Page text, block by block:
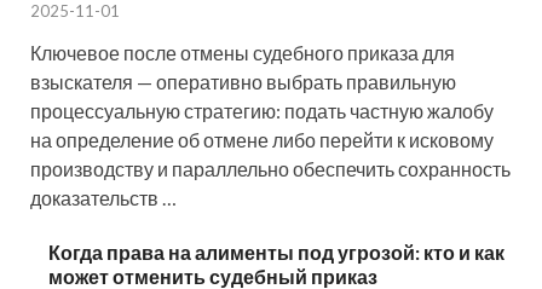
2025-11-01
Ключевое после отмены судебного приказа для
взыскателя — оперативно выбрать правильную
процессуальную стратегию: подать частную жалобу
на определение об отмене либо перейти к исковому
производству и параллельно обеспечить сохранность
доказательств …
Когда права на алименты под угрозой: кто и как
может отменить судебный приказ